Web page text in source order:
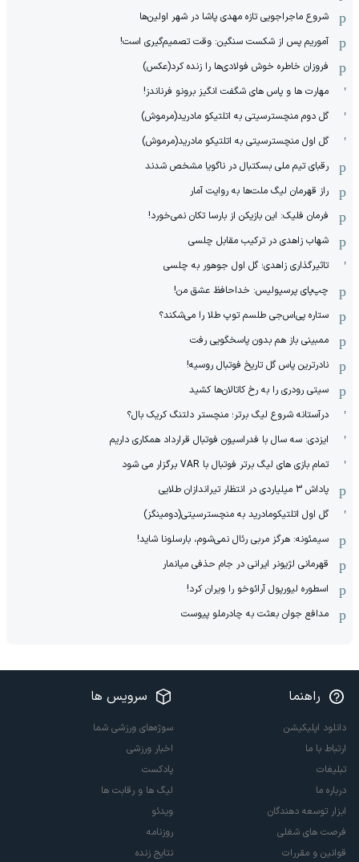
شروع ماجراجویی تازه مهدی پاشا در شهر اولین‌ها
آموریم پس از شکست سنگین: وقت تصمیم‌گیری است!
فروزان خاطره خوش فولادی‌ها را زنده کرد(عکس)
مهارت ها و پاس های شگفت انگیز برونو فرناندز!
گل دوم منچسترسیتی به اتلتیکو مادرید(مرموش)
گل اول منچسترسیتی به اتلتیکو مادرید(مرموش)
رقبای تیم ملی بسکتبال در ناگویا مشخص‌ شدند
راز قهرمان لیگ ملت‌ها به روایت آمار
فرمان فلیک: این بازیکن از بارسا تکان نمی‌خورد!
شهاب زاهدی در ترکیب مقابل چلسی
تاثیرگذاری زاهدی؛ گل اول جوهور به چلسی
چپ‌پای پرسپولیس: خداحافظ عشق من!
ستاره پی‌اس‌جی طلسم توپ طلا را می‌شکند؟
ممبینی باز هم بدون پاسخگویی رفت
نادر‌ترین پاس گل تاریخ فوتبال روسیه!
سیتی رودری را به رخ کاتالان‌ها کشید
درآستانه شروع لیگ برتر؛ منچستر دلتنگ کریک بال؟
ایزدی: سه سال با فدراسیون فوتبال قرارداد همکاری داریم
تمام بازی های لیگ برتر فوتبال با VAR برگزار می شود
پاداش 3 میلیاردی در انتظار تیراندازان طلایی
گل اول اتلتیکومادرید به منچسترسیتی(دومینگز)
سیمئونه: هرگز مربی رئال نمی‌شوم، بارسلونا شاید!
قهرمانی لژیونر ایرانی در جام حذفی میانمار
اسطوره لیورپول آرائوخو را ویران کرد!
مدافع جوان بعثت به چادرملو پیوست
راهنما
دانلود اپلیکیشن
ارتباط با ما
تبلیغات
درباره ما
ابزار توسعه دهندگان
فرصت های شغلی
قوانین و مقررات
سرویس ها
سوژه‌های ورزشی شما
اخبار ورزشی
پادکست
لیگ ها و رقابت ها
ویدئو
روزنامه
نتایج زنده